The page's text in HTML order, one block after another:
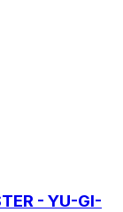
- YU-GI-